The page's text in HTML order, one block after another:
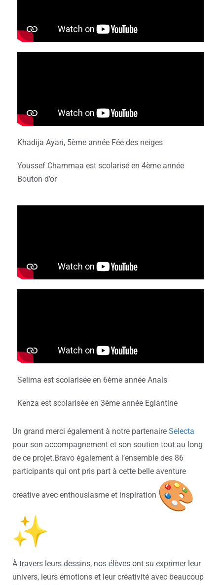
Khadija Ayari, 5ème année Fée des neiges
Youssef Chammaa est scolarisé en 4ème année
Bouton d’or
Selima est scolarisée en 6ème année Anais
Kenza est scolarisée en 3ème année Eglantine
Un grand merci également à notre partenaire Selecta
pour son accompagnement et son soutien tout au long
de ce projet.Bravo également à l’ensemble des 86
participants qui ont pris part à cette belle aventure
créative avec enthousiasme et inspiration
À travers leurs dessins, nos élèves ont su exprimer leur
univers, leurs émotions et leur créativité avec beaucoup